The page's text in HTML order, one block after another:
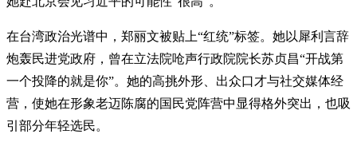
在台湾政治光谱中，郑丽文被贴上“红统”标签。她以犀利言辞
炮轰民进党政府，曾在立法院呛声行政院院长苏贞昌“开战第
一个投降的就是你”。她的高挑外形、出众口才与社交媒体经
营，使她在形象老迈陈腐的国民党阵营中显得格外突出，也吸
引部分年轻选民。